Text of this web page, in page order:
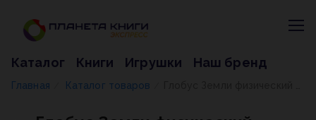
Каталог Книги Игрушки Наш бренд
Главная Каталог товаров